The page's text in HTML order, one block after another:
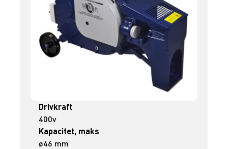
Drivkraft
400v
Kapacitet, maks
ø46 mm